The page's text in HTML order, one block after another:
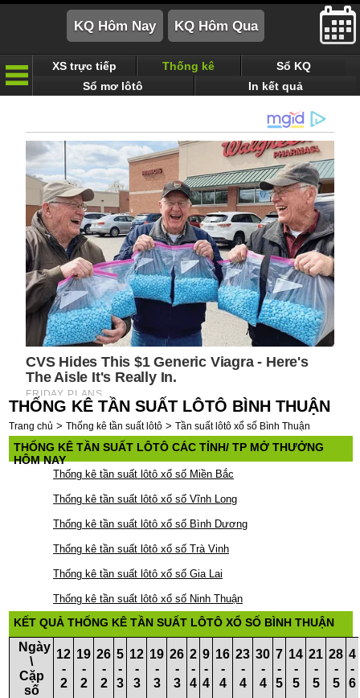
XS trực tiếp Thống kê
Sổ KQ
Sổ mơ lôtô
In kết quả
THỐNG KÊ TẦN SUẤT LÔTÔ BÌNH THUẬN
Trang chủ > Thống kê tần suất lôtô > Tần suất lôtô xổ số Bình Thuận
THỐNG KÊ TẦN SUẤT LÔTÔ CÁC TỈNH/ TP MỞ THƯỞNG
HÔM NAY
Thống kê tần suất lôtô xổ số Miền Bắc
Thống kê tần suất lôtô xổ số Vĩnh Long
Thống kê tần suất lôtô xổ số Bình Dương
Thống kê tần suất lôtô xổ số Trà Vinh
Thống kê tần suất lôtô xổ số Gia Lai
Thống kê tần suất lôtô xổ số Ninh Thuận
KẾT QUẢ THỐNG KÊ TẦN SUẤT LÔTÔ XỔ SỐ BÌNH THUẬN
Ngày
\
Cặp
số
12
-
2
19
-
2
26
-
2
5
-
3
12
-
3
19
-
3
26
-
3
2
-
4
9
-
4
16
-
4
23
-
4
30
-
4
7
-
5
14
-
5
21
-
5
28
-
5
4
-
6